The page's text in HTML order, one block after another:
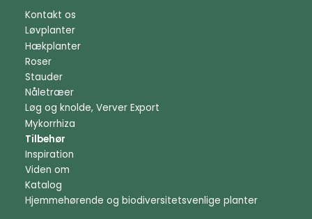
Kontakt os
Løvplanter
Hækplanter
Roser
Stauder
Nåletræer
Løg og knolde, Verver Export
Mykorrhiza
Tilbehør
Inspiration
Viden om
Katalog
Hjemmehørende og biodiversitetsvenlige planter